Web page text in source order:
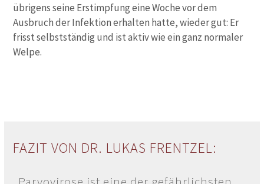
übrigens seine Erstimpfung eine Woche vor dem
Ausbruch der Infektion erhalten hatte, wieder gut: Er
frisst selbstständig und ist aktiv wie ein ganz normaler
Welpe.
FAZIT VON DR. LUKAS FRENTZEL: